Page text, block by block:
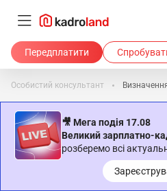
Передплатити
Особистий консультант
🎥 Мега подія 17.08
Великий зарплатно-
розберемо всі